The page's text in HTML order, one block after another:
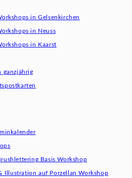
in Gelsenkirchen
in Neuss
in Kaarst
ganzjährig
Basis Workshop
Illustration auf Porzellan Workshop